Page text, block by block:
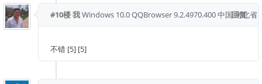
回复
#10楼我Windows 10.0QQBrowser 9.2.4970.400中国 河北省
不错 [5] [5]